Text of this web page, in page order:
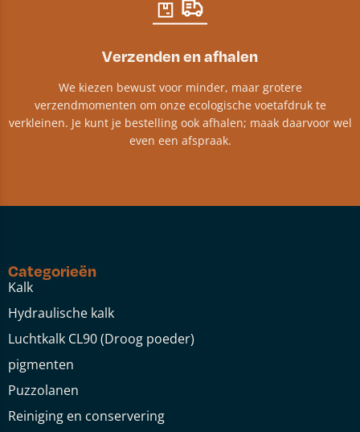
Verzenden en afhalen
We kiezen bewust voor minder, maar grotere
verzendmomenten om onze ecologische voetafdruk te
verkleinen. Je kunt je bestelling ook afhalen; maak daarvoor wel
even een afspraak.
Categorieën
Kalk
Hydraulische kalk
Luchtkalk CL90 (Droog poeder)
pigmenten
Puzzolanen
Reiniging en conservering